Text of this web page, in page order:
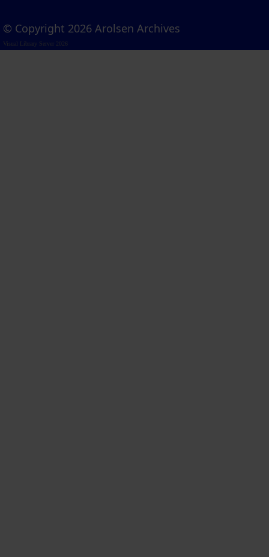
© Copyright 2026 Arolsen Archives
Visual Library Server 2026